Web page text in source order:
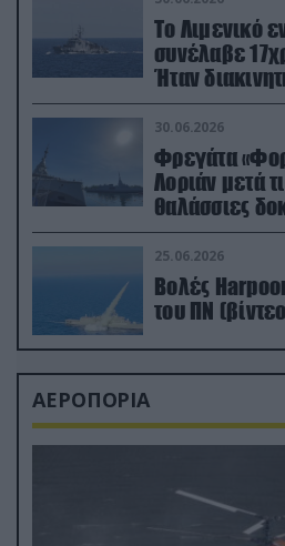
Το Λιμενικό
συνέλαβε
Ήταν
μεταναστών
30.06.2026
Φρεγάτα
Λοριάν μετά
θαλάσσιες δοκιμές στον
απαιτητικό
25.06.2026
Βολές
του ΠΝ
ΑΕΡΟΠΟΡΙΑ